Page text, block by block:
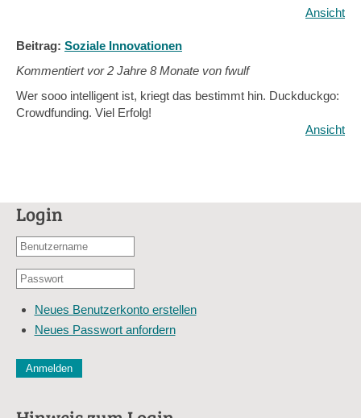
Ansicht
Beitrag: Soziale Innovationen
Kommentiert vor2 Jahre 8 Monate von fwulf
Wer sooo intelligent ist, kriegt das bestimmt hin. Duckduckgo:
Crowdfunding. Viel Erfolg!
Ansicht
Login
Benutzername
E-
Adresse
Passwort
Neues Benutzerkonto erstellen
Neues Passwort anfordern
Diese Sicherheitsfrage überprüft, ob Sie ein menschlicher